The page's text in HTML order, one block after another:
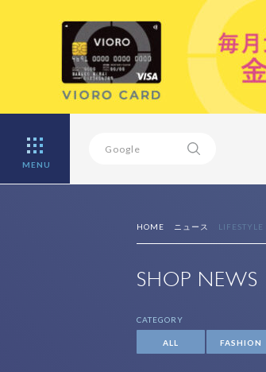
MENU
HOME ニュース LIFESTYLE
SHOP NEWS
CATEGORY
ALL FASHION